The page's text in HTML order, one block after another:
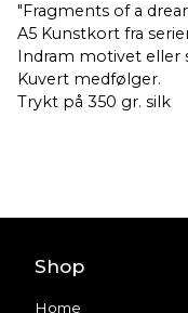
"Fragments of a
A5 Kunstkort fra
Indram motivet eller
Kuvert medfølger.
Trykt på 350 gr. silk
Shop
Home